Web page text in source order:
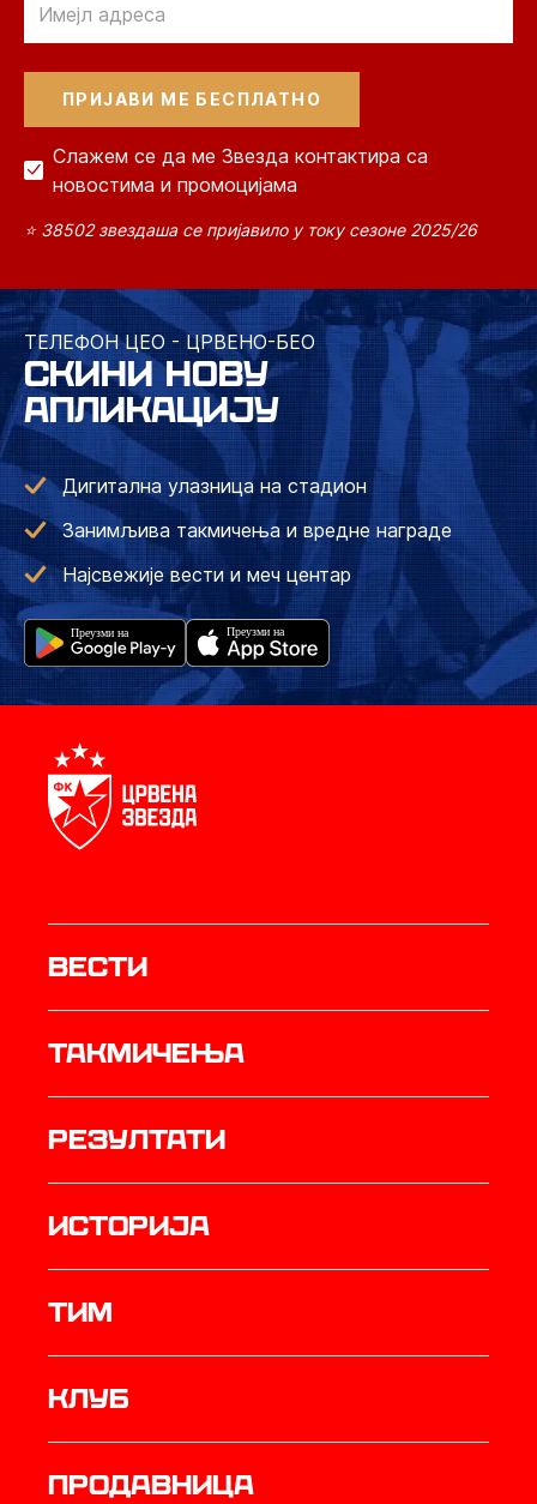
Слажем се да ме Звезда контактира са
новостима и промоцијама
⭐ 38502 звездаша се пријавило у току сезоне 2025/26
ТЕЛЕФОН ЦЕО - ЦРВЕНО-БЕО
СКИНИ НОВУ
АПЛИКАЦИЈУ
Дигитална улазница на стадион
Занимљива такмичења и вредне награде
Најсвежије вести и меч центар
Вести
Такмичења
резултати
историја
ТИМ
Клуб
продавница